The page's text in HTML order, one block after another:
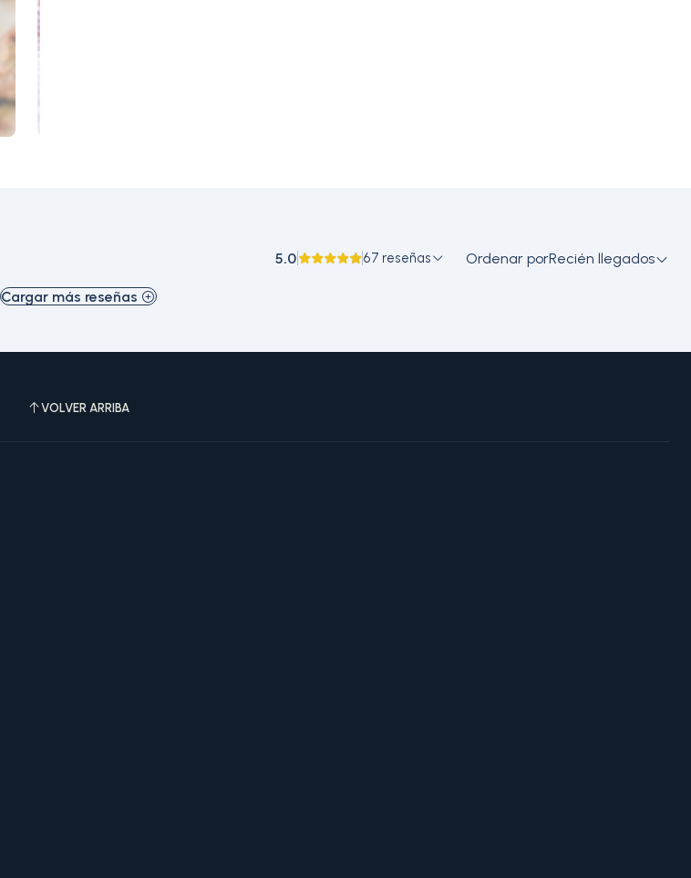
5.0 67 reseñas Ordenar porRecién llegados
Cargar más reseñas
VOLVER ARRIBA